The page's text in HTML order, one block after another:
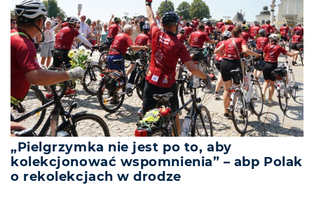
„Pielgrzymka nie jest po to, aby
kolekcjonować wspomnienia” – abp Polak
o rekolekcjach w drodze